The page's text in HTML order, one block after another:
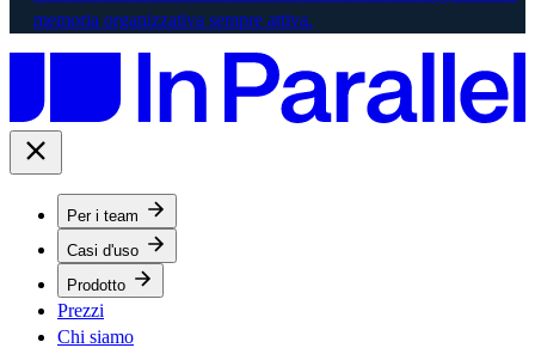
memoria organizzativa sempre attiva.
Per i team
Casi d'uso
Prodotto
Prezzi
Chi siamo